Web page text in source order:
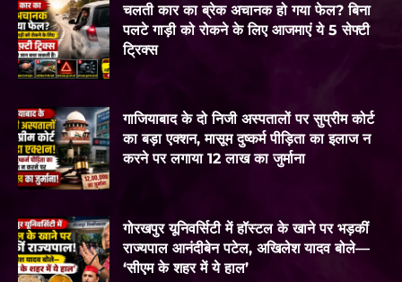
चलती कार का ब्रेक अचानक हो गया फेल? बिना
पलटे गाड़ी को रोकने के लिए आजमाएं ये 5 सेफ्टी
ट्रिक्स
गाजियाबाद के दो निजी अस्पतालों पर सुप्रीम कोर्ट
का बड़ा एक्शन, मासूम दुष्कर्म पीड़िता का इलाज न
करने पर लगाया 12 लाख का जुर्माना
गोरखपुर यूनिवर्सिटी में हॉस्टल के खाने पर भड़कीं
राज्यपाल आनंदीबेन पटेल, अखिलेश यादव बोले—
‘सीएम के शहर में ये हाल’